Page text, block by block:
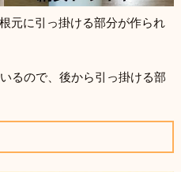
元に引っ掛ける部分が作られ
るので、後から引っ掛ける部